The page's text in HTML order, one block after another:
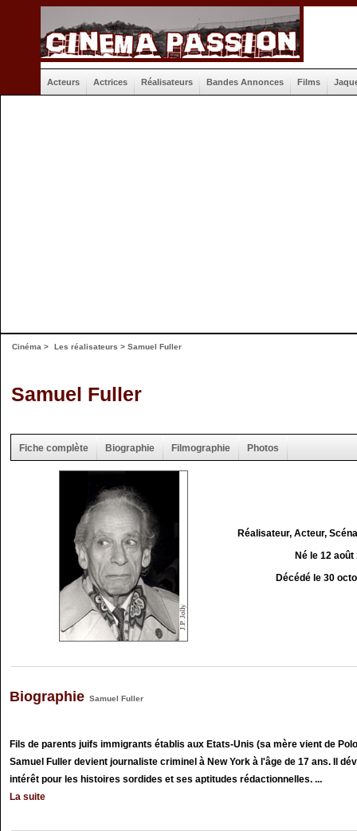
Acteurs Actrices Réalisateurs Bandes Annonces Films
Cinéma > Les réalisateurs > Samuel Fuller
Samuel Fuller
Fiche complète Biographie Filmographie Photos
Réalisateur, Acteur,
Né le 12 août
Décédé le 30
Biographie Samuel Fuller
Fils de parents juifs immigrants établis aux Etats-Unis (sa mère vient de
Samuel Fuller devient journaliste criminel à New York à l'âge de 17 ans. Il
intérêt pour les histoires sordides et ses aptitudes rédactionnelles. ...
La suite